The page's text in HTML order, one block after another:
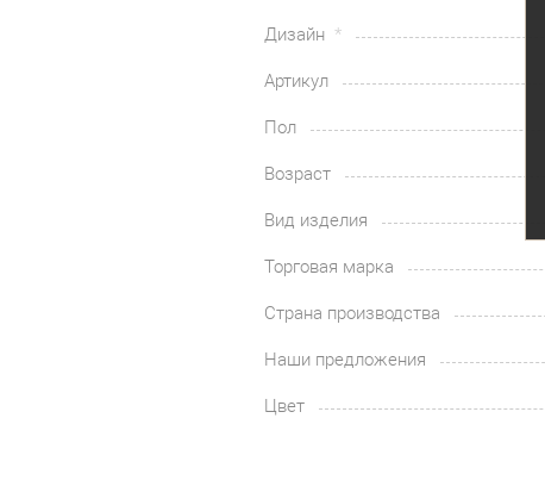
Дизайн
Артикул
Пол
Возраст
Вид изделия
Торговая марка
Страна производства
Наши предложения
Цвет